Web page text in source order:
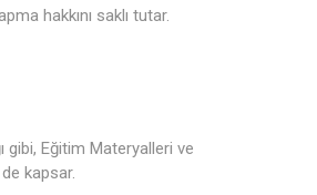
hakkını saklı tutar.
gibi, Eğitim Materyalleri ve
kapsar.